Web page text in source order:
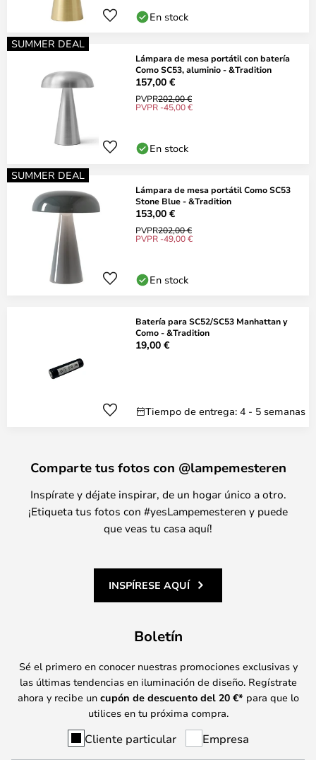
En stock
SUMMER DEAL
Lámpara de mesa portátil con batería
Como SC53, aluminio - &Tradition
157,00 €
PVPR202,00 €
PVPR -45,00 €
En stock
SUMMER DEAL
Lámpara de mesa portátil Como SC53
Stone Blue - &Tradition
153,00 €
PVPR202,00 €
PVPR -49,00 €
En stock
Batería para SC52/SC53 Manhattan y
Como - &Tradition
19,00 €
Tiempo de entrega: 4 - 5 semanas
Comparte tus fotos con @lampemesteren
Inspírate y déjate inspirar, de un hogar único a otro.
¡Etiqueta tus fotos con #yesLampemesteren y puede
que veas tu casa aquí!
INSPÍRESE AQUÍ
Boletín
Sé el primero en conocer nuestras promociones exclusivas y
las últimas tendencias en iluminación de diseño. Regístrate
ahora y recibe un cupón de descuento del 20 €* para que lo
utilices en tu próxima compra.
Cliente particular Empresa